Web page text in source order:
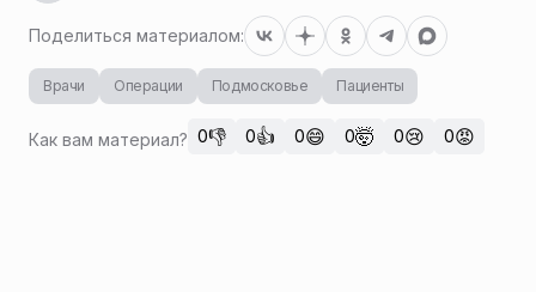
Поделиться материалом:
Врачи Операции Подмосковье Пациенты
Как вам материал? 0👎 0👍 0😄 0🤯 0😢 0😡